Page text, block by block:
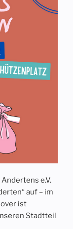
e.V.
auf – im
ist
Stadtteil